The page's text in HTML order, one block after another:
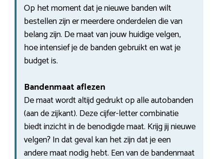
Op het moment dat je nieuwe banden wilt
bestellen zijn er meerdere onderdelen die van
belang zijn. De maat van jouw huidige velgen,
hoe intensief je de banden gebruikt en wat je
budget is.
Bandenmaat aflezen
De maat wordt altijd gedrukt op alle autobanden
(aan de zijkant). Deze cijfer-letter combinatie
biedt inzicht in de benodigde maat. Krijg jij nieuwe
velgen? In dat geval kan het zijn dat je een
andere maat nodig hebt. Een van de bandenmaat